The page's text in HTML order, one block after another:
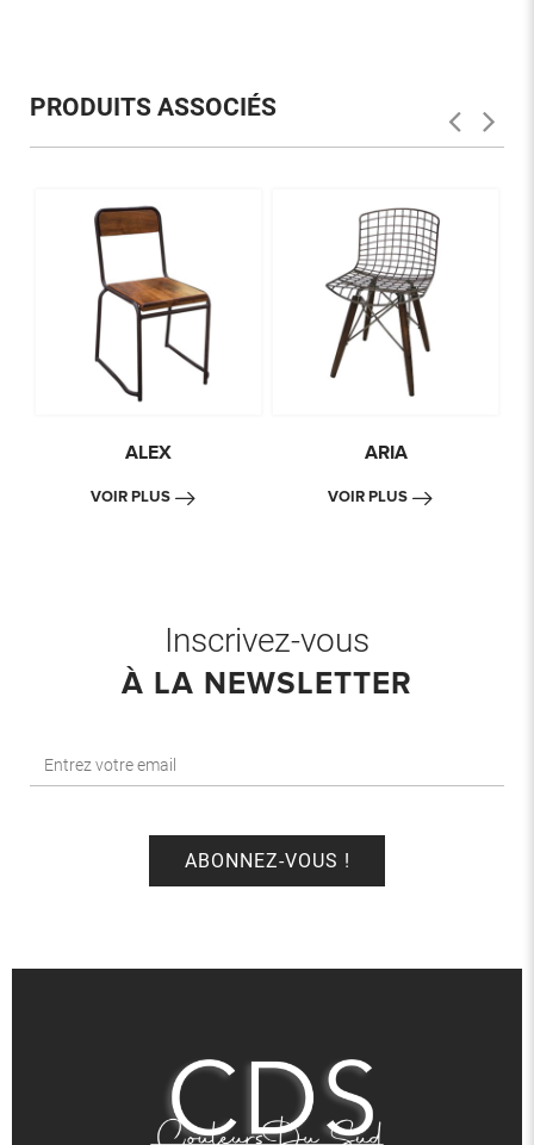
PRODUITS ASSOCIÉS
ALEX
VOIR PLUS
ARIA
VOIR PLUS
Inscrivez-vous
À LA NEWSLETTER